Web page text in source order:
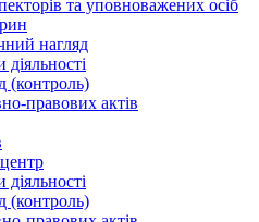
та уповноважених осіб
нагляд
(контроль)
правових актів
(контроль)